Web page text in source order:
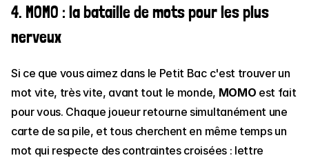
4. MOMO : la bataille de mots pour les plus
nerveux
Si ce que vous aimez dans le Petit Bac c'est trouver un
mot vite, très vite, avant tout le monde, MOMO est fait
pour vous. Chaque joueur retourne simultanément une
carte de sa pile, et tous cherchent en même temps un
mot qui respecte des contraintes croisées : lettre